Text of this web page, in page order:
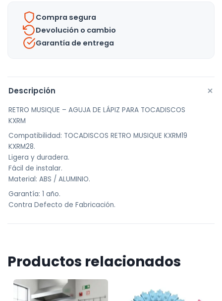
Compra segura
Devolución o cambio
Garantía de entrega
Descripción +
RETRO MUSIQUE – AGUJA DE LÁPIZ PARA TOCADISCOS
KXRM
Compatibilidad: TOCADISCOS RETRO MUSIQUE KXRM19
KXRM28.
Ligera y duradera.
Fácil de instalar.
Material: ABS / ALUMINIO.
Garantía: 1 año.
Contra Defecto de Fabricación.
Productos relacionados